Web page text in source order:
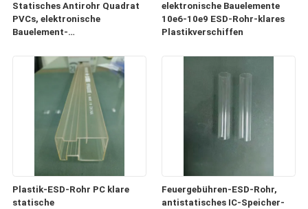
Statisches Antirohr Quadrat
PVCs, elektronische
Bauelement-
elektronische Bauelemente
10e6-10e9 ESD-Rohr-klares
Plastikverschiffen
Plastik-ESD-Rohr PC klare
statische
Feuergebühren-ESD-Rohr,
antistatisches IC-Speicher-